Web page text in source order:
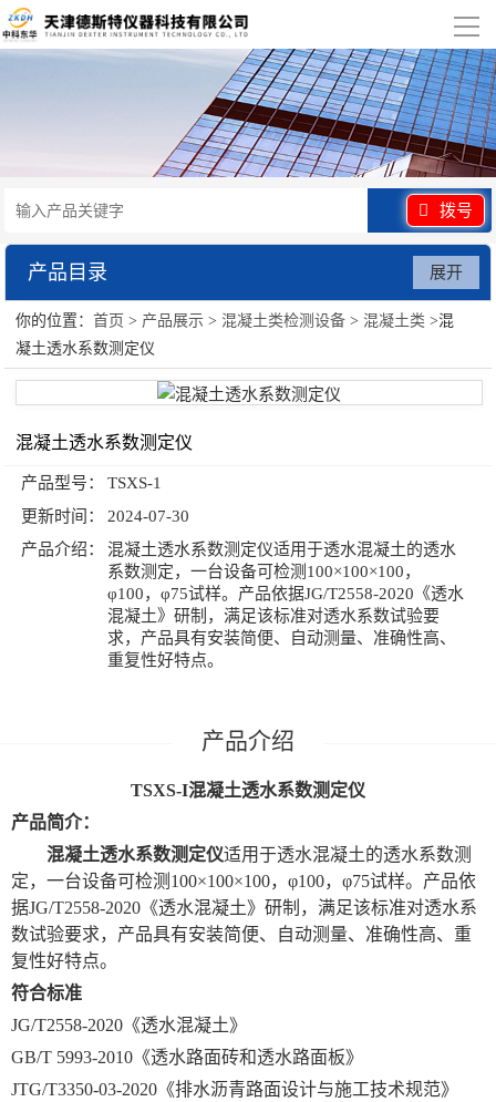
导
航
产品展示
行业应用
视频展示
资讯中心
联系我们
拨号
产品目录
混凝土类检测设备
展开
你的位置：首页 > 产品展示 > 混凝土类检测设备 > 混凝土类 >混
凝土透水系数测定仪
混凝土透水系数测定仪
产品型号：
TSXS-1
更新时间：
2024-07-30
产品介绍：
混凝土透水系数测定仪适用于透水混凝土的透水
系数测定，一台设备可检测100×100×100，
φ100，φ75试样。产品依据JG/T2558-2020《透水
混凝土》研制，满足该标准对透水系数试验要
求，产品具有安装简便、自动测量、准确性高、
重复性好特点。
TSXS-I混凝土透水系数测定仪
产品简介：
混凝土透水系数测定仪适用于透水混凝土的透水系数测
定，一台设备可检测 100×100×100，φ100，φ75试样。产品依
据JG/T2558-2020《透水混凝土》 研制，满足该标准对透水系
数试验要求，产品具有安装简便、自动测量、准确性高、重
复性好特点。
符合标准
JG/T2558-2020《透水混凝土》
GB/T 5993-2010《透水路面砖和透水路面板》
JTG/T3350-03-2020《排水沥青路面设计与施工技术规范》